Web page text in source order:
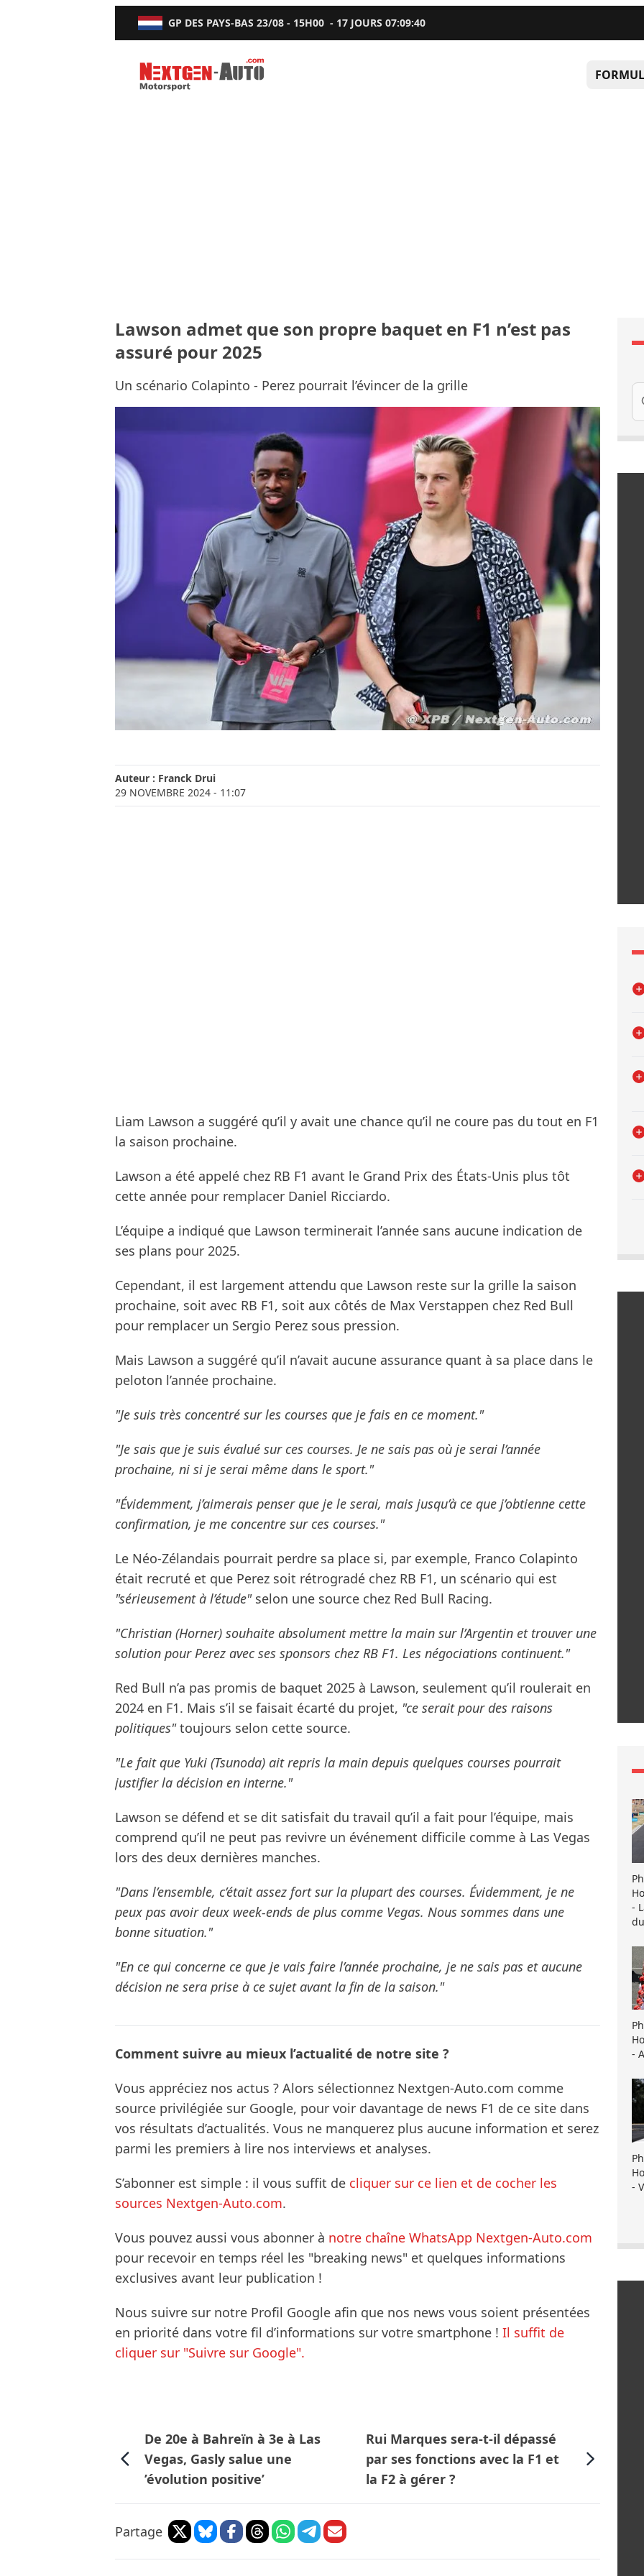
GP DES PAYS-BAS 23/08 - 15H00 - 17 JOURS07:09:39
Nextgen-Auto.com
Lawson admet que son propre baquet en F1 n’est pas
assuré pour 2025
Un scénario Colapinto - Perez pourrait l’évincer de la grille
Auteur : Franck Drui
29 NOVEMBRE 2024 - 11:07
Liam Lawson a suggéré qu’il y avait une chance qu’il ne coure pas du tout en F1
la saison prochaine.
Lawson a été appelé chez RB F1 avant le Grand Prix des États-Unis plus tôt
cette année pour remplacer Daniel Ricciardo.
L’équipe a indiqué que Lawson terminerait l’année sans aucune indication de
ses plans pour 2025.
Cependant, il est largement attendu que Lawson reste sur la grille la saison
prochaine, soit avec RB F1, soit aux côtés de Max Verstappen chez Red Bull
pour remplacer un Sergio Perez sous pression.
Mais Lawson a suggéré qu’il n’avait aucune assurance quant à sa place dans le
peloton l’année prochaine.
"Je suis très concentré sur les courses que je fais en ce moment."
"Je sais que je suis évalué sur ces courses. Je ne sais pas où je serai l’année
prochaine, ni si je serai même dans le sport."
"Évidemment, j’aimerais penser que je le serai, mais jusqu’à ce que j’obtienne cette
confirmation, je me concentre sur ces courses."
Le Néo-Zélandais pourrait perdre sa place si, par exemple, Franco Colapinto
était recruté et que Perez soit rétrogradé chez RB F1, un scénario qui est
"sérieusement à l’étude"selon une source chez Red Bull Racing.
"Christian (Horner) souhaite absolument mettre la main sur l’Argentin et trouver une
solution pour Perez avec ses sponsors chez RB F1. Les négociations continuent."
Red Bull n’a pas promis de baquet 2025 à Lawson, seulement qu’il roulerait en
2024 en F1. Mais s’il se faisait écarté du projet, "ce serait pour des raisons
politiques"toujours selon cette source.
"Le fait que Yuki (Tsunoda) ait repris la main depuis quelques courses pourrait
justifier la décision en interne."
Lawson se défend et se dit satisfait du travail qu’il a fait pour l’équipe, mais
comprend qu’il ne peut pas revivre un événement difficile comme à Las Vegas
lors des deux dernières manches.
"Dans l’ensemble, c’était assez fort sur la plupart des courses. Évidemment, je ne
peux pas avoir deux week-ends de plus comme Vegas. Nous sommes dans une
bonne situation."
"En ce qui concerne ce que je vais faire l’année prochaine, je ne sais pas et aucune
décision ne sera prise à ce sujet avant la fin de la saison."
Comment suivre au mieux l’actualité de notre site ?
Vous appréciez nos actus ? Alors sélectionnez Nextgen-Auto.com comme
source privilégiée sur Google, pour voir davantage de news F1 de ce site dans
vos résultats d’actualités. Vous ne manquerez plus aucune information et serez
parmi les premiers à lire nos interviews et analyses.
S’abonner est simple : il vous suffit de cliquer sur ce lien et de cocher les
sources Nextgen-Auto.com.
Vous pouvez aussi vous abonner à notre chaîne WhatsApp Nextgen-Auto.com
pour recevoir en temps réel les "breaking news" et quelques informations
exclusives avant leur publication !
Nous suivre sur notre Profil Google afin que nos news vous soient présentées
en priorité dans votre fil d’informations sur votre smartphone ! Il suffit de
cliquer sur "Suivre sur Google".
De 20e à Bahreïn à 3e à Las
Vegas, Gasly salue une
’évolution positive’
Rui Marques sera-t-il dépassé
par ses fonctions avec la F1 et
la F2 à gérer ?
Partage
-
-
-